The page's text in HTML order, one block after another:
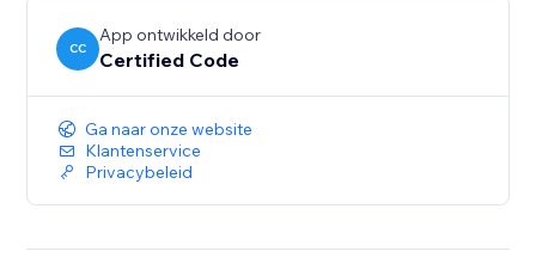
CC
App ontwikkeld door
Certified Code
Ga naar onze website
Klantenservice
Privacybeleid